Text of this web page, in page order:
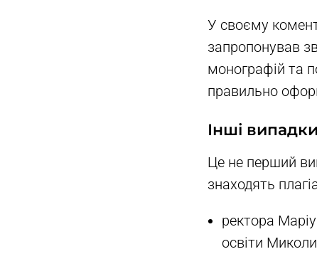
У своєму
запропонував
монографій та
правильно
Інші
Це не перший
знаходять
ректора
освіти